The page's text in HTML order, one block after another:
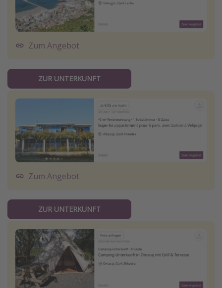
Zum Angebot
ZUR UNTERKUNFT
Zum Angebot
ZUR UNTERKUNFT